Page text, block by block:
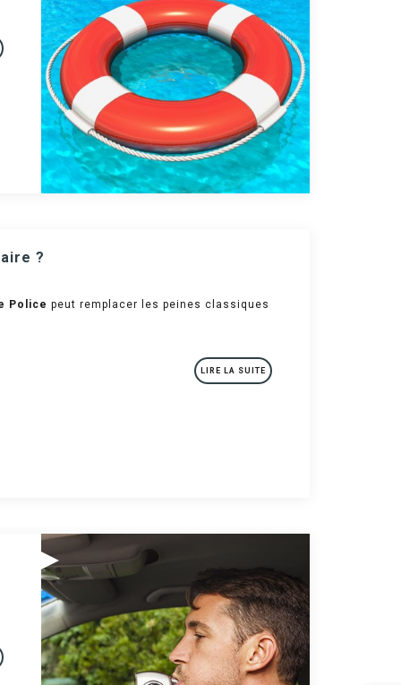
?
Police peut remplacer les peines classiques
LIRE LA SUITE